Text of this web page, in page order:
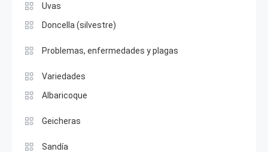
Uvas
Doncella (silvestre)
Problemas, enfermedades y plagas
Variedades
Albaricoque
Geicheras
Sandía